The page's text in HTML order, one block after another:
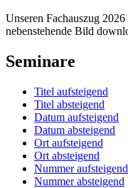
Unseren Fachauszug
nebenstehende Bild
Seminare
Titel aufsteigend
Titel absteigend
Datum aufsteigend
Datum absteigend
Ort aufsteigend
Ort absteigend
Nummer aufsteigend
Nummer absteigend